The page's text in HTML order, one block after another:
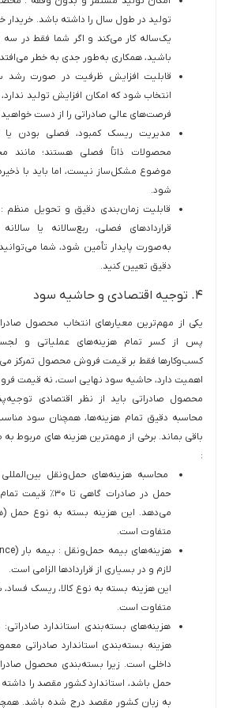
تولید در طول سال را داشته باشد. خریدار
یک‌ساله کار می‌کند و اگر شما فقط در سه
باشید، همکاری به‌طور جدی به خطر
قابلیت افزایش ظرفیت در صورت رشد
انتخاب شود که امکان افزایش تولید
فرصت‌های عالی صادراتی را از دست خواهید
مدیریت ریسک کمبود، فصلی بودن یا
محصولات ذاتاً فصلی هستند؛ مانند
موضوع مشکل‌ساز نیست، اما باید با
شود.
قابلیت زمان‌بندی دقیق و تحویل منظم :
قراردادهای فصلی، ربع‌سالانه یا
به‌صورت پایدار تأمین شود، شما
دقیق تعیین کنید.
۴. توجیه اقتصادی و حاشیه سود
یکی از مهم‌ترین معیارهای انتخاب محصول
پس از کسر تمام هزینه‌های عملیاتی و
کسب‌وکارها فقط بر قیمت فروش محصول تمرکز
اهمیت دارد، حاشیه سود نهایی است، نه قیمت
محصول صادراتی باید از نظر اقتصادی
محاسبه دقیق تمام هزینه‌ها، همچنان سود
باقی بماند. برخی از مهمترین هزینه های مربوط
:
حمل در صادرات
می‌دهد. این هزینه بسته به نوع حمل
متفاوت است.
لازم و در بسیاری از قراردادها الزامی است.
این هزینه بسته به نوع کالا، ریسک
متفاوت است.
هزینه‌های بسته‌بندی استاندارد
داخلی است. زیرا بسته‌بندی محصول
حمل باشد، استاندارد کشور مقصد را
به زبان کشور مقصد درج شده باشد.